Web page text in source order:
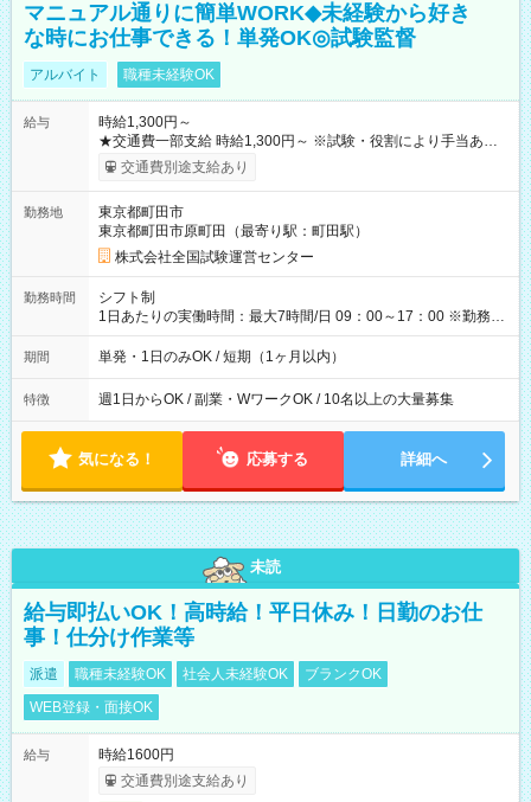
マニュアル通りに簡単WORK◆未経験から好き
な時にお仕事できる！単発OK◎試験監督
アルバイト 職種未経験OK
給与
時給1,300円～
★交通費一部支給 時給1,300円～ ※試験・役割により手当あり
※勤務回数により昇給あり 【即給（前払い）オプションあ
り！】 希望される場合、勤務から1週間ほどで給与の一部を受け
例】 ・河合塾模擬試験 8:30～17:30（休憩1時間） 時給1,300円
×8時間＝日収10,400円＋交通費 ※当日の役割により時給＋100
円の場合あり ・国家試験 7:00～13:30（休憩なし） 時給1,300
円（役割手当＋100円）×6時間＝日収8,400円＋交通費 【試用期
間】試用期間なし
交通費別途支給あり
勤務地
東京都町田市
東京都町田市原町田（最寄り駅：町田駅）
株式会社全国試験運営センター
勤務時間
シフト制
1日あたりの実働時間：最大7時間/日 09：00～17：00 ※勤務時
間は 試験により異なります。
期間 単発・1日のみOK / 短期（1ヶ月以内）
特徴 週1日からOK / 副業・WワークOK / 10名以上の大量募集
気になる！ 応募する 詳細へ
未読
給与即払いOK！高時給！平日休み！日勤のお仕
事！仕分け作業等
派遣 職種未経験OK 社会人未経験OK
ブランクOK
WEB登録・面接OK
給与
時給1600円
交通費別途支給あり